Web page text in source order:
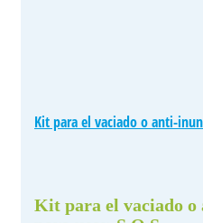
Kit para el vaciado o anti-
Kit para el vaciado